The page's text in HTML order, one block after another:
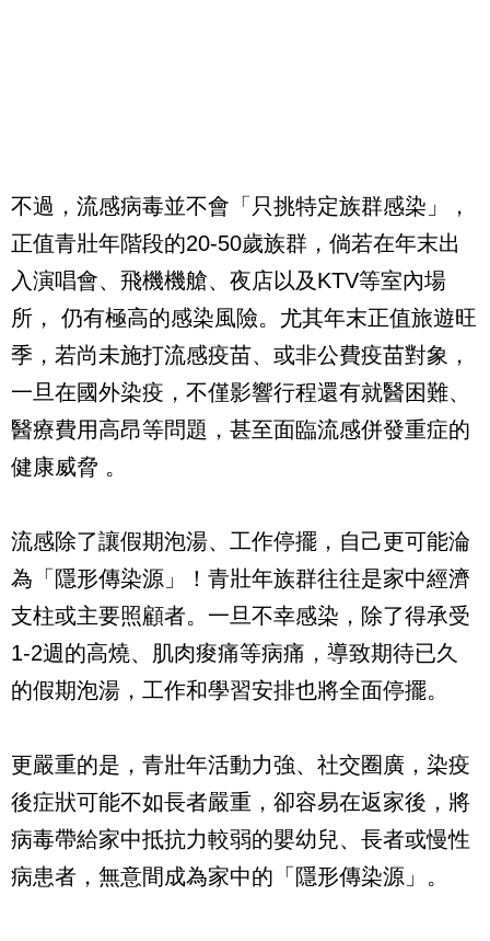
不過，流感病毒並不會「只挑特定族群感染」，
正值青壯年階段的20-50歲族群，倘若在年末出
入演唱會、飛機機艙、夜店以及KTV等室內場
所， 仍有極高的感染風險。尤其年末正值旅遊旺
季，若尚未施打流感疫苗、或非公費疫苗對象，
一旦在國外染疫，不僅影響行程還有就醫困難、
醫療費用高昂等問題，甚至面臨流感併發重症的
健康威脅 。
流感除了讓假期泡湯、工作停擺，自己更可能淪
為「隱形傳染源」！青壯年族群往往是家中經濟
支柱或主要照顧者。一旦不幸感染，除了得承受
1-2週的高燒、肌肉痠痛等病痛，導致期待已久
的假期泡湯，工作和學習安排也將全面停擺。
更嚴重的是，青壯年活動力強、社交圈廣，染疫
後症狀可能不如長者嚴重，卻容易在返家後，將
病毒帶給家中抵抗力較弱的嬰幼兒、長者或慢性
病患者，無意間成為家中的「隱形傳染源」。